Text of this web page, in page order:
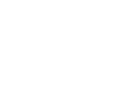
is
BOXSPRING